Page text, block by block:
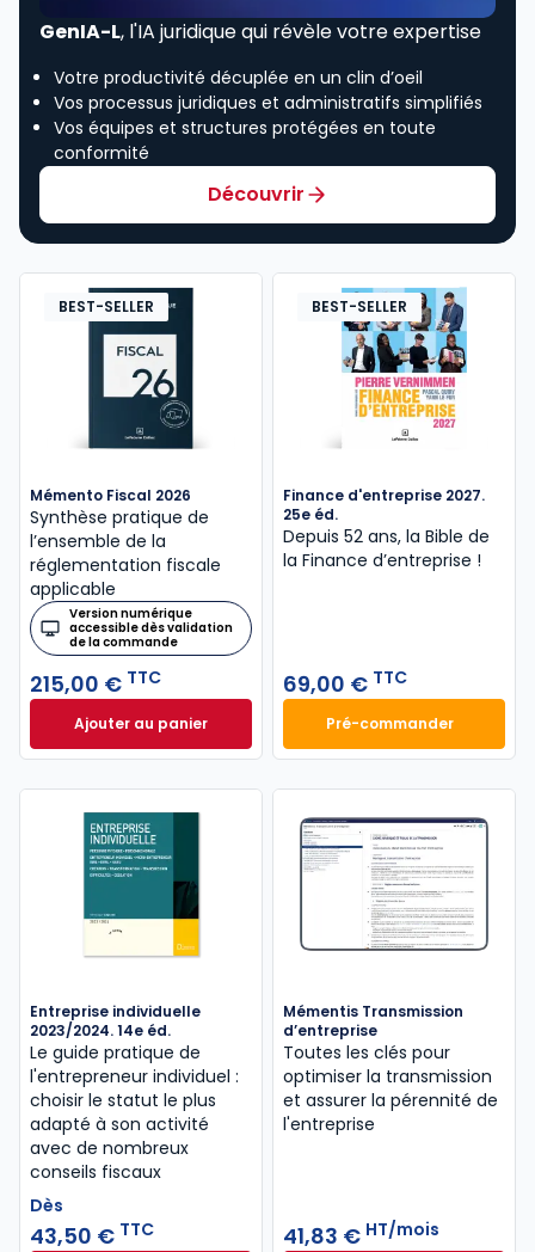
GenIA-L, l'IA juridique qui révèle votre expertise
Votre productivité décuplée en un clin d’oeil
Vos processus juridiques et administratifs simplifiés
Vos équipes et structures protégées en toute
conformité
Découvrir
BEST-SELLER
Mémento Fiscal 2026
Synthèse pratique de
l’ensemble de la
réglementation fiscale
applicable
Version numérique
accessible dès validation
de la commande
215,00 € TTC
Ajouter au panierMémento Fiscal 2026 à 215,00 € TTC
BEST-SELLER
Finance d'entreprise 2027.
25e éd.
Depuis 52 ans, la Bible de
la Finance d’entreprise​ !
69,00 € TTC
Pré-commander
Finance
Entreprise individuelle
2023/2024. 14e éd.
Le guide pratique de
l'entrepreneur individuel :
choisir le statut le plus
adapté à son activité
avec de nombreux
conseils fiscaux
Dès
43,50 € TTC
Mémentis Transmission
d’entreprise
Toutes les clés pour
optimiser la transmission
et assurer la pérennité de
l'entreprise
41,83 € HT/mois